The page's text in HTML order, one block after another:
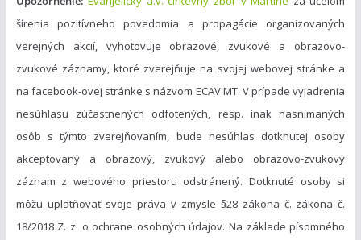
šírenia pozitívneho povedomia a propagácie organizovaných
verejných akcií, vyhotovuje obrazové, zvukové a obrazovo-
zvukové záznamy, ktoré zverejňuje na svojej webovej stránke a
na facebook-ovej stránke s názvom ECAV MT. V prípade vyjadrenia
nesúhlasu zúčastnených odfotených, resp. inak nasnímaných
osôb s týmto zverejňovaním, bude nesúhlas dotknutej osoby
akceptovaný a obrazový, zvukový alebo obrazovo-zvukový
záznam z webového priestoru odstránený. Dotknuté osoby si
môžu uplatňovať svoje práva v zmysle §28 zákona č. zákona č.
18/2018 Z. z. o ochrane osobných údajov. Na základe písomného